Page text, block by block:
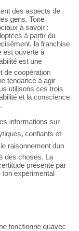
des aspects de
gens. Tone
à savoir :
à partir du
la franchise
est ouverte à
est une
de coopération
tendance à agir
utilisons ces trois
et la conscience
informations sur
confiants et
raisonnement dun
des choses. La
présenté par
ton expérimental
fonctionne quavec